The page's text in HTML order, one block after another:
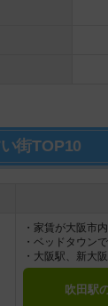
街TOP10
・家賃が大阪市
・ベッドタウン
・大阪駅、新大
吹田駅